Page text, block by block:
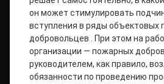
он может стимулировать
вступления в ряды объектовых
добровольцев . При этом на
организации — пожарных
руководителем, как правило,
обязанности по проведению